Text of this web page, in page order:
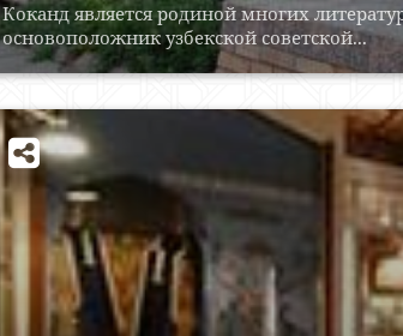
Коканд является родиной многих
основоположник узбекской советской...